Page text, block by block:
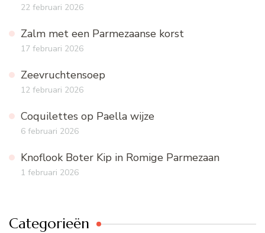
22 februari 2026
Zalm met een Parmezaanse korst
17 februari 2026
Zeevruchtensoep
12 februari 2026
Coquilettes op Paella wijze
6 februari 2026
Knoflook Boter Kip in Romige Parmezaan
1 februari 2026
Categorieën